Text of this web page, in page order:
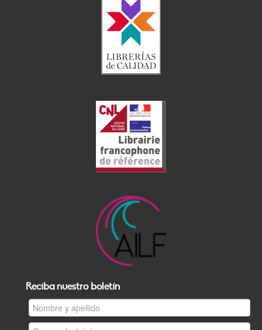
Reciba nuestro boletín